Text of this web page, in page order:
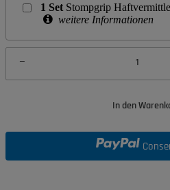
1 Set Stompgrip
weitere Informationen
In den